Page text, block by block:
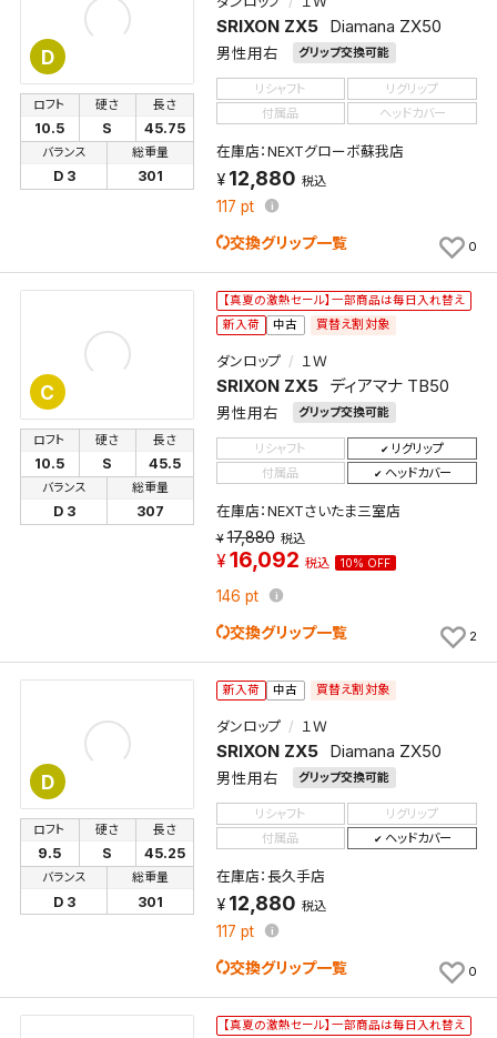
D
SRIXON ZX5 Diamana ZX50
男性用右 グリップ交換可能
ロフト
10.5
硬さ
S
長さ
45.75
バランス
D 3
総重量
301
リシャフト
リグリップ
付属品
ヘッドカバー
在庫店：NEXTグローボ蘇我店
12,880 税込
117 pt
交換グリップ一覧 0
C
【真夏の激熱セール】一部商品は毎日入れ替え
新入荷
中古 買替え割対象
ダンロップ １Ｗ
SRIXON ZX5 ディアマナ TB50
男性用右
グリップ交換可能
ロフト
10.5
硬さ
S
長さ
45.5
バランス
D 3
総重量
307
リシャフト
リグリップ
付属品
ヘッドカバー
在庫店：NEXTさいたま三室店
17,880 税込
16,092 税込 10% OFF
146 pt
交換グリップ一覧 2
D
新入荷 中古 買替え割対象
ダンロップ １Ｗ
SRIXON ZX5 Diamana ZX50
男性用右 グリップ交換可能
ロフト
9.5
硬さ
S
長さ
45.25
バランス
D 3
総重量
301
リシャフト
リグリップ
付属品
ヘッドカバー
在庫店：長久手店
12,880 税込
117 pt
交換グリップ一覧 0
【真夏の激熱セール】一部商品は毎日入れ替え